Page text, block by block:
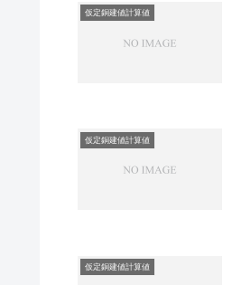
仮定銅建値計算値
仮定銅建値計算値
仮定銅建値計算値